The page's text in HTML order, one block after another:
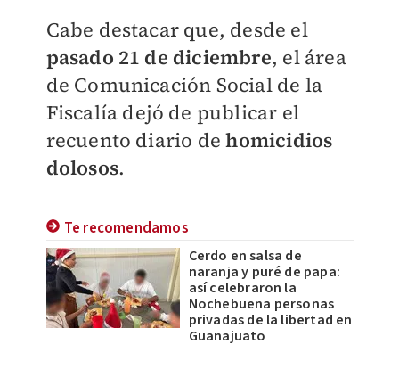
Cabe destacar que, desde el
pasado 21 de diciembre, el área
de Comunicación Social de la
Fiscalía dejó de publicar el
recuento diario dehomicidios
dolosos.
Te recomendamos
Cerdo en salsa de
naranja y puré de papa:
así celebraron la
Nochebuena personas
privadas de la libertad en
Guanajuato